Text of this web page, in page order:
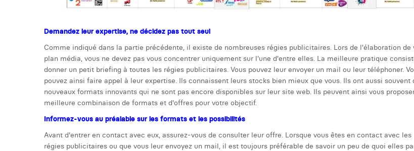
Demandez leur expertise, ne décidez pas tout seul
Comme indiqué dans la partie précédente, il existe de nombreuses régies publicitaires. Lors de l'élaboration de
plan média, vous ne devez pas vous concentrer uniquement sur l'une d'entre elles. La meilleure pratique
donner un petit briefing à toutes les régies publicitaires. Vous pouvez leur envoyer un mail ou leur téléphoner.
pouvez ainsi faire appel à leur expertise. Ils connaissent leurs stocks bien mieux que vous. Ils ont aussi souvent
nouveaux formats innovants qui ne sont pas encore disponibles sur leur site web. Ils peuvent ainsi vous
meilleure combinaison de formats et d'offres pour votre objectif.
Informez-vous au préalable sur les formats et les possibilités
Avant d'entrer en contact avec eux, assurez-vous de consulter leur offre. Lorsque vous êtes en contact avec les
régies publicitaires ou que vous leur envoyez un mail, il est toujours préférable de savoir un peu de quoi elles